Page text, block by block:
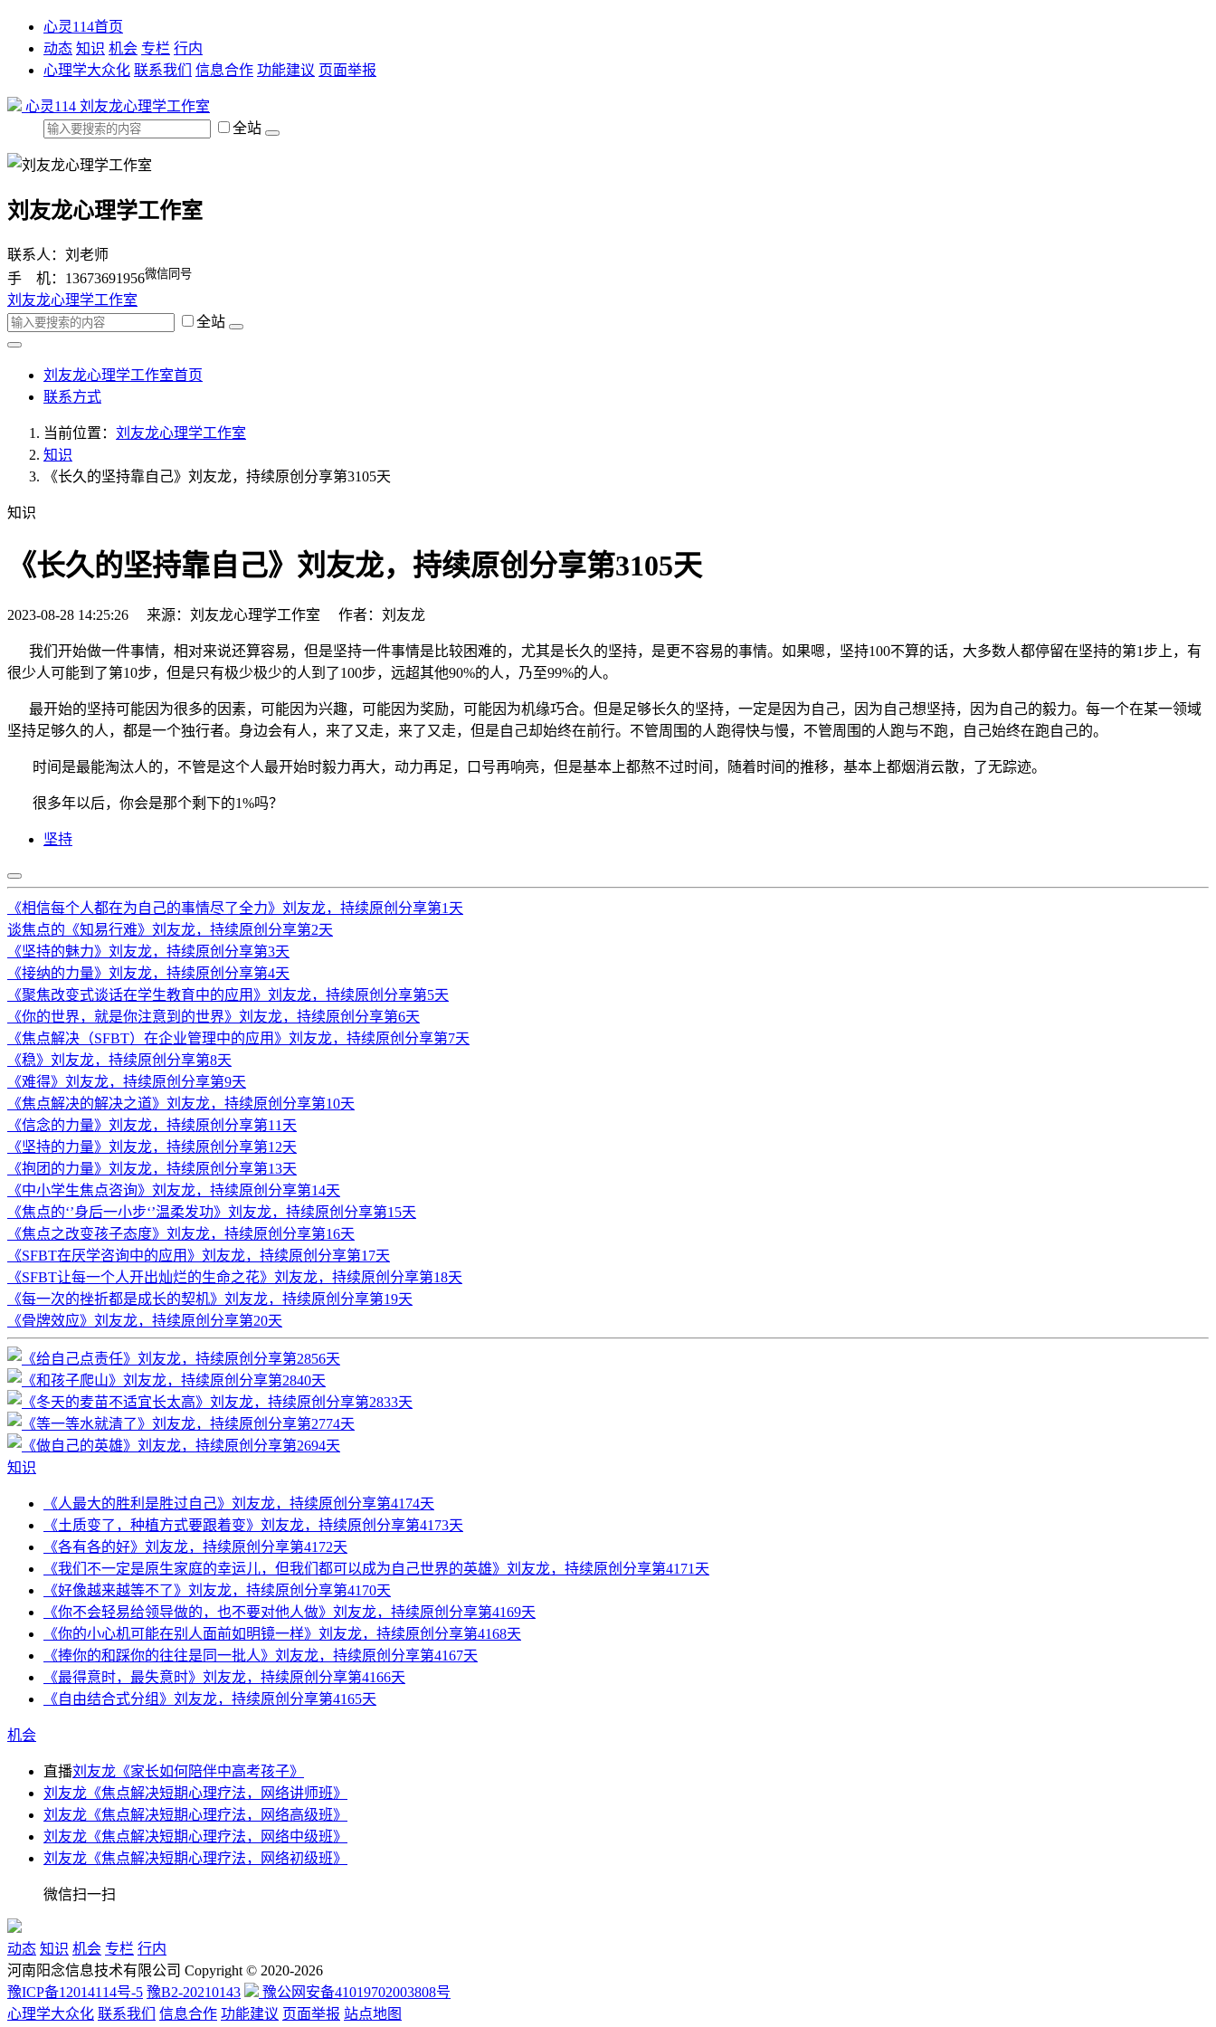
心灵114首页
动态 知识 机会 专栏 行内
心理学大众化 联系我们 信息合作 功能建议 页面举报
心灵114 刘友龙心理学工作室
全站
刘友龙心理学工作室
联系人：刘老师
手 机：13673691956微信同号
刘友龙心理学工作室
全站
刘友龙心理学工作室首页
联系方式
当前位置： 刘友龙心理学工作室
知识
《长久的坚持靠自己》刘友龙，持续原创分享第3105天
知识
《长久的坚持靠自己》刘友龙，持续原创分享第3105天
2023-08-28 14:25:26 来源：刘友龙心理学工作室 作者：刘友龙
我们开始做一件事情，相对来说还算容易，但是坚持一件事情是比较困难的，尤其是长久的坚持，是更不容易的事情。如果嗯，坚持100不算的话，大多数人都停留在坚持的第1步上，有
很少人可能到了第10步，但是只有极少极少的人到了100步，远超其他90%的人，乃至99%的人。
最开始的坚持可能因为很多的因素，可能因为兴趣，可能因为奖励，可能因为机缘巧合。但是足够长久的坚持，一定是因为自己，因为自己想坚持，因为自己的毅力。每一个在某一领域
坚持足够久的人，都是一个独行者。身边会有人，来了又走，来了又走，但是自己却始终在前行。不管周围的人跑得快与慢，不管周围的人跑与不跑，自己始终在跑自己的。
时间是最能淘汰人的，不管是这个人最开始时毅力再大，动力再足，口号再响亮，但是基本上都熬不过时间，随着时间的推移，基本上都烟消云散，了无踪迹。
很多年以后，你会是那个剩下的1%吗？
坚持
《相信每个人都在为自己的事情尽了全力》刘友龙，持续原创分享第1天
谈焦点的《知易行难》刘友龙，持续原创分享第2天
《坚持的魅力》刘友龙，持续原创分享第3天
《接纳的力量》刘友龙，持续原创分享第4天
《聚焦改变式谈话在学生教育中的应用》刘友龙，持续原创分享第5天
《你的世界，就是你注意到的世界》刘友龙，持续原创分享第6天
《焦点解决（SFBT）在企业管理中的应用》刘友龙，持续原创分享第7天
《稳》刘友龙，持续原创分享第8天
《难得》刘友龙，持续原创分享第9天
《焦点解决的解决之道》刘友龙，持续原创分享第10天
《信念的力量》刘友龙，持续原创分享第11天
《坚持的力量》刘友龙，持续原创分享第12天
《抱团的力量》刘友龙，持续原创分享第13天
《中小学生焦点咨询》刘友龙，持续原创分享第14天
《焦点的‘’身后一小步‘’温柔发功》刘友龙，持续原创分享第15天
《焦点之改变孩子态度》刘友龙，持续原创分享第16天
《SFBT在厌学咨询中的应用》刘友龙，持续原创分享第17天
《SFBT让每一个人开出灿烂的生命之花》刘友龙，持续原创分享第18天
《每一次的挫折都是成长的契机》刘友龙，持续原创分享第19天
《骨牌效应》刘友龙，持续原创分享第20天
知识
《人最大的胜利是胜过自己》刘友龙，持续原创分享第4174天
《土质变了，种植方式要跟着变》刘友龙，持续原创分享第4173天
《各有各的好》刘友龙，持续原创分享第4172天
《我们不一定是原生家庭的幸运儿，但我们都可以成为自己世界的英雄》刘友龙，持续原创分享第4171天
《好像越来越等不了》刘友龙，持续原创分享第4170天
《你不会轻易给领导做的，也不要对他人做》刘友龙，持续原创分享第4169天
《你的小心机可能在别人面前如明镜一样》刘友龙，持续原创分享第4168天
《捧你的和踩你的往往是同一批人》刘友龙，持续原创分享第4167天
《最得意时，最失意时》刘友龙，持续原创分享第4166天
《自由结合式分组》刘友龙，持续原创分享第4165天
机会
直播刘友龙《家长如何陪伴中高考孩子》
刘友龙《焦点解决短期心理疗法，网络讲师班》
刘友龙《焦点解决短期心理疗法，网络高级班》
刘友龙《焦点解决短期心理疗法，网络中级班》
刘友龙《焦点解决短期心理疗法，网络初级班》
微信扫一扫
动态 知识 机会 专栏 行内
河南阳念信息技术有限公司 Copyright © 2020-2026
豫ICP备12014114号-5 豫B2-20210143
豫公网安备41019702003808号
心理学大众化 联系我们 信息合作 功能建议 页面举报 站点地图